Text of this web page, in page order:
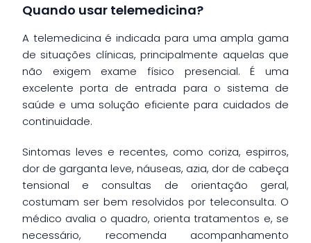
Quando usar telemedicina?
A telemedicina é indicada para uma ampla gama
de situações clínicas, principalmente aquelas que
não exigem exame físico presencial. É uma
excelente porta de entrada para o sistema de
saúde e uma solução eficiente para cuidados de
continuidade.
Sintomas leves e recentes, como coriza, espirros,
dor de garganta leve, náuseas, azia, dor de cabeça
tensional e consultas de orientação geral,
costumam ser bem resolvidos por teleconsulta. O
médico avalia o quadro, orienta tratamentos e, se
necessário, recomenda acompanhamento